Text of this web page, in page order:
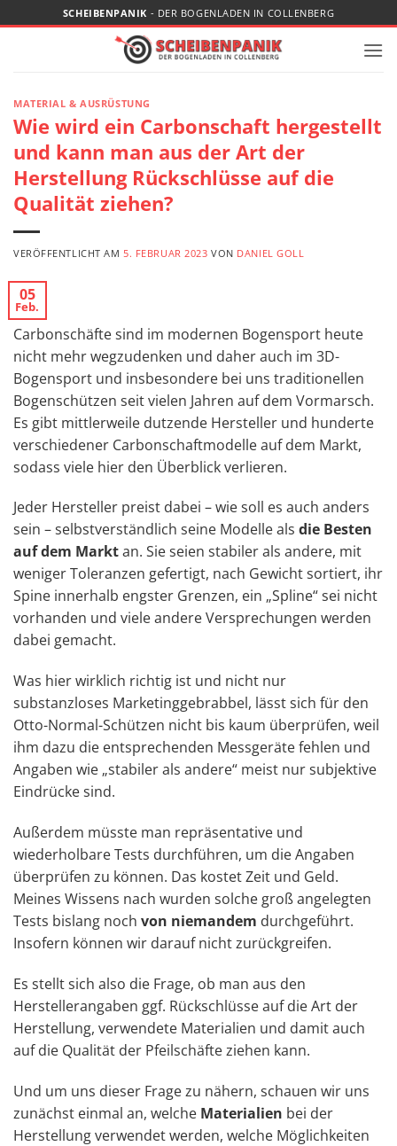
Inhalt
SCHEIBENPANIK - DER BOGENLADEN IN COLLENBERG
MATERIAL & AUSRÜSTUNG
Wie wird ein Carbonschaft hergestellt
und kann man aus der Art der
Herstellung Rückschlüsse auf die
Qualität ziehen?
VERÖFFENTLICHT AM 5. FEBRUAR 2023 VON DANIEL GOLL
05
Feb.
Carbonschäfte sind im modernen Bogensport heute
nicht mehr wegzudenken und daher auch im 3D-
Bogensport und insbesondere bei uns traditionellen
Bogenschützen seit vielen Jahren auf dem Vormarsch.
Es gibt mittlerweile dutzende Hersteller und hunderte
verschiedener Carbonschaftmodelle auf dem Markt,
sodass viele hier den Überblick verlieren.
Jeder Hersteller preist dabei – wie soll es auch anders
sein – selbstverständlich seine Modelle als die Besten
auf dem Marktan. Sie seien stabiler als andere, mit
weniger Toleranzen gefertigt, nach Gewicht sortiert, ihr
Spine innerhalb engster Grenzen, ein „Spline“ sei nicht
vorhanden und viele andere Versprechungen werden
dabei gemacht.
Was hier wirklich richtig ist und nicht nur
substanzloses Marketinggebrabbel, lässt sich für den
Otto-Normal-Schützen nicht bis kaum überprüfen, weil
ihm dazu die entsprechenden Messgeräte fehlen und
Angaben wie „stabiler als andere“ meist nur subjektive
Eindrücke sind.
Außerdem müsste man repräsentative und
wiederholbare Tests durchführen, um die Angaben
überprüfen zu können. Das kostet Zeit und Geld.
Meines Wissens nach wurden solche groß angelegten
Tests bislang noch von niemandem durchgeführt.
Insofern können wir darauf nicht zurückgreifen.
Es stellt sich also die Frage, ob man aus den
Herstellerangaben ggf. Rückschlüsse auf die Art der
Herstellung, verwendete Materialien und damit auch
auf die Qualität der Pfeilschäfte ziehen kann.
Und um uns dieser Frage zu nähern, schauen wir uns
zunächst einmal an, welche Materialien bei der
Herstellung verwendet werden, welche Möglichkeiten